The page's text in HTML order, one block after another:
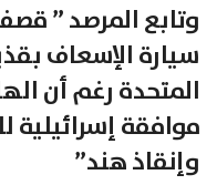
وتابع المرصد ”
سيارة الإسعاف
المتحدة رغم أن
موافقة
وإنقاذ هند”